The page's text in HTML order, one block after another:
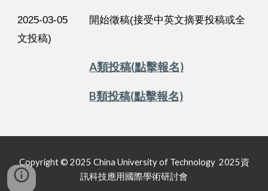
2025-03-05
開始徵稿(接受中英文摘要投稿或全
文投稿)
A類投稿(點擊報名)
B類投稿(點擊報名)
Copyright © 2025 China University of Technology 2025資
訊科技應用國際學術研討會